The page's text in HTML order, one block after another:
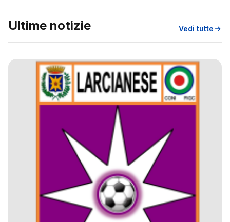
Ultime notizie Vedi tutte